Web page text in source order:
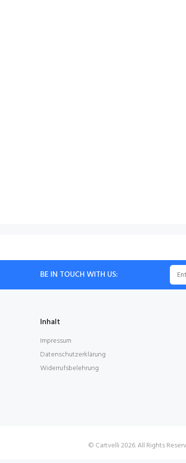
BE IN TOUCH WITH US:
Inhalt
Impressum
Datenschutzerklärung
Widerrufsbelehrung
© Cartvelli 2026. All Rights